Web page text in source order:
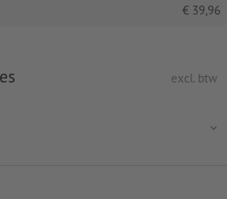
€ 39,96
excl. btw